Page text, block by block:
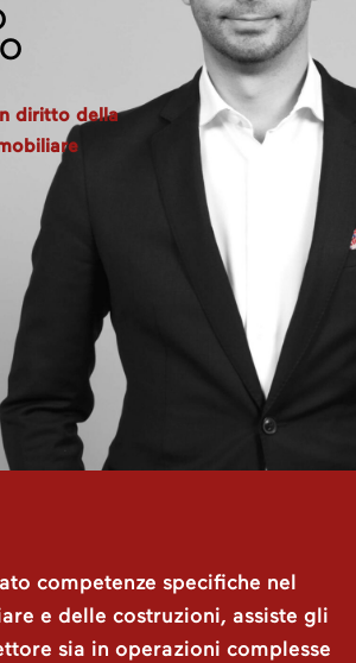
diritto della
competenze specifiche nel
e delle costruzioni, assiste gli
sia in operazioni complesse